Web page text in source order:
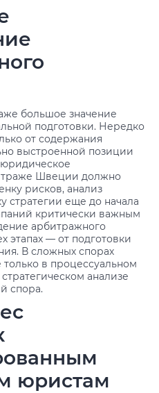
большое значение
подготовки. Нередко
от содержания
выстроенной позиции
Швеции должно
рисков, анализ
стратегии еще до начала
критически важным
арбитражного
этапах — от подготовки
В сложных спорах
только в процессуальном
анализе
спора.
юристам